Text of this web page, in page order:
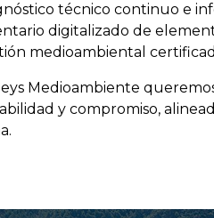
técnico continuo e
digitalizado de
medioambiental
Medioambiente
y compromiso,